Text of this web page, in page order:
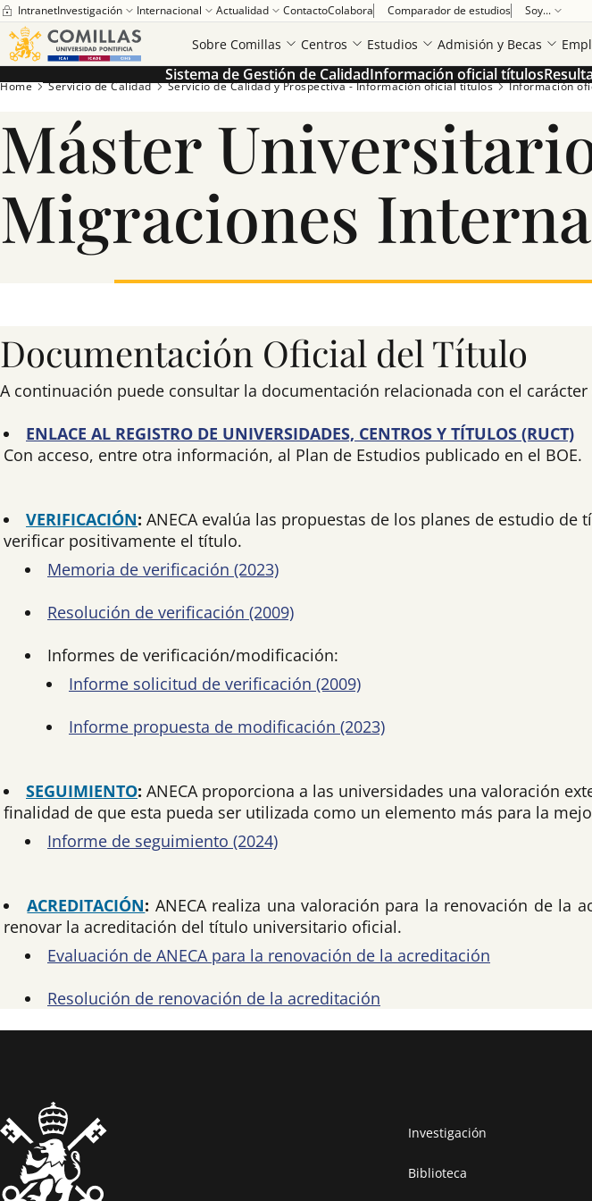
IntranetInvestigación Internacional Actualidad ContactoColabora Comparador de estudios Soy...
Sobre Comillas Centros Estudios Admisión y Becas
Sistema de Gestión de CalidadInformación oficial títulos
Home Servicio de Calidad Servicio de Calidad y Prospectiva - Información oficial títulos Información
Máster
Migraciones
Documentación Oficial del Título
A continuación puede consultar la documentación relacionada con el
ENLACE AL REGISTRO DE UNIVERSIDADES, CENTROS Y TÍTULOS (RUCT)
Con acceso, entre otra información, al Plan de Estudios publicado en el BOE.
VERIFICACIÓN: ANECA evalúa las propuestas de los planes de estudio
verificar positivamente el título.
Memoria de verificación (2023)
Resolución de verificación (2009)
Informes de verificación/modificación:
Informe solicitud de verificación (2009)
Informe propuesta de modificación (2023)
SEGUIMIENTO: ANECA proporciona a las universidades una valoración
finalidad de que esta pueda ser utilizada como un elemento más para la
Informe de seguimiento (2024)
ACREDITACIÓN: ANECA realiza una valoración para la renovación de la
renovar la acreditación del título universitario oficial.
Evaluación de ANECA para la renovación de la acreditación
Resolución de renovación de la acreditación
Investigación
Biblioteca